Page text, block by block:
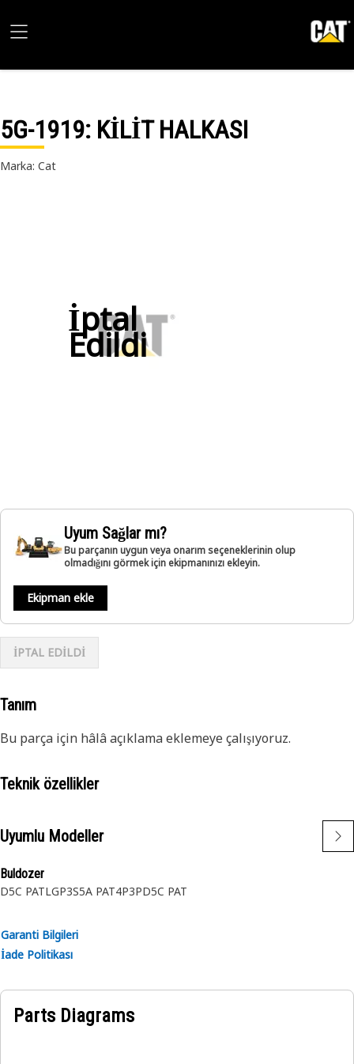
5G-1919: KİLİT HALKASI
Marka: Cat
İptal
Edildi
Uyum Sağlar mı?
Bu parçanın uygun veya onarım seçeneklerinin olup
olmadığını görmek için ekipmanınızı ekleyin.
Ekipman ekle
İPTAL EDİLDİ
Tanım
Bu parça için hâlâ açıklama eklemeye çalışıyoruz.
Teknik özellikler
Uyumlu Modeller
Buldozer
D5C PATLGP3S5A PAT4P3PD5C PAT
Garanti Bilgileri
İade Politikası
Parts Diagrams